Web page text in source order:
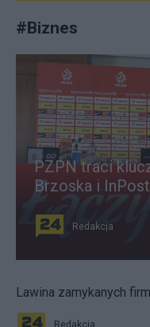
#Biznes
PZPN traci
Brzoska i
Redakcja
Lawina zamykanych
Redakcja